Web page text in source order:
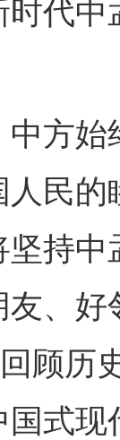
时代
始
民
持
、
顾历
式